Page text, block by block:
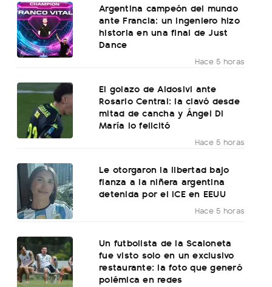
Argentina campeón del mundo
ante Francia: un ingeniero hizo
historia en una final de Just
Dance
Hace 5 horas
El golazo de Aldosivi ante
Rosario Central: la clavó desde
mitad de cancha y Ángel Di
María lo felicitó
Hace 5 horas
Le otorgaron la libertad bajo
fianza a la niñera argentina
detenida por el ICE en EEUU
Hace 5 horas
Un futbolista de la Scaloneta
fue visto solo en un exclusivo
restaurante: la foto que generó
polémica en redes